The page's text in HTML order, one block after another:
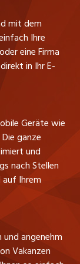
mit dem
Ihre
eine Firma
in Ihr E-
Geräte wie
ganze
und
nach Stellen
Ihrem
angenehm
Vakanzen